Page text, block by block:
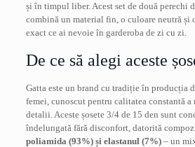
și în timpul liber. Acest set de două perechi
combină un material fin, o culoare neutră și
exact ce ai nevoie în garderoba de zi cu zi.
De ce să alegi aceste
Gatta este un brand cu tradiție în producția
femei, cunoscut pentru calitatea constantă
detalii. Aceste șosete 3/4 de 15 den sunt
îndelungată fără disconfort, datorită
poliamida (93%) și elastanul (7%)– un